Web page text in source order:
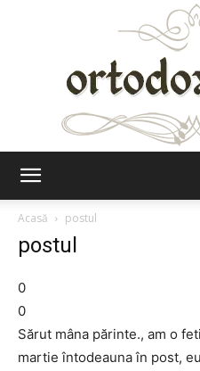
Acasă
postul
postul
0
0
Sărut mâna părinte., am o
martie întodeauna în post,